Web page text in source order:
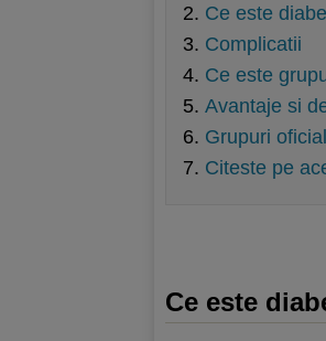
Ce este
Complicatii
Ce este
Avantaje si
Grupuri
Citeste pe
Ce este